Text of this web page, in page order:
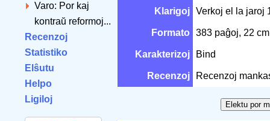
Varo: Por kaj
kontraŭ reformoj...
Recenzoj
Statistiko
Elŝutu
Helpo
Ligiloj
Klarigoj Verkoj el la jaroj
Formato 383 paĝoj, 22
Karakterizoj Bind
Recenzoj Recenzoj